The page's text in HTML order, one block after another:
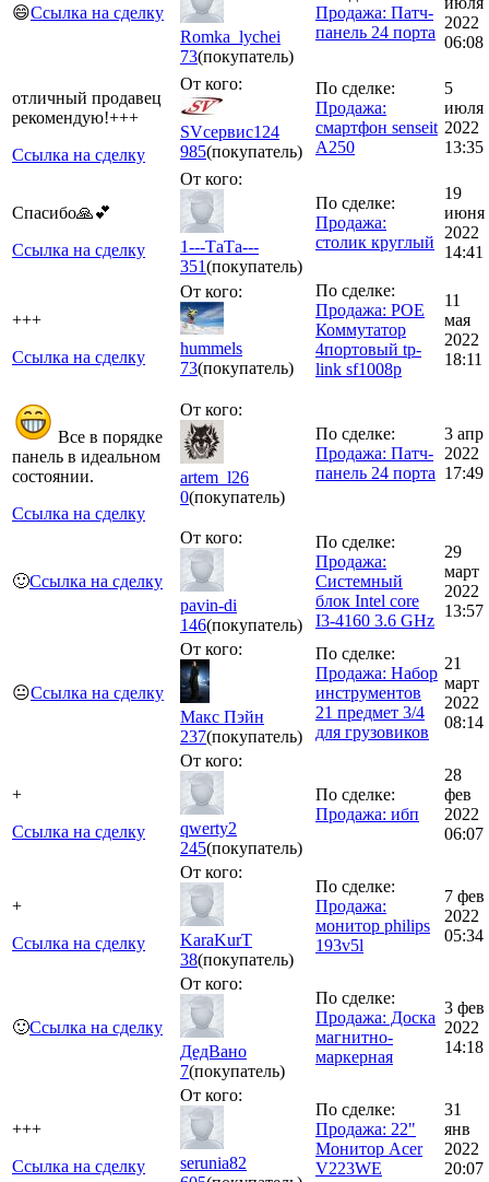
😄Ссылка на сделку
Romka_lychei
73(покупатель)
Продажа: Патч-
панель 24 порта
2022
06:08
отличный продавец
рекомендую!+++
Ссылка на сделку
От кого:
SVсервис124
985(покупатель)
По сделке:
Продажа:
смартфон senseit
A250
5
июля
2022
13:35
Спасибо🙏💕
Ссылка на сделку
От кого:
1---ТаТа---
351(покупатель)
По сделке:
Продажа:
столик круглый
19
июня
2022
14:41
+++
Ссылка на сделку
От кого:
hummels
73(покупатель)
По сделке:
Продажа: POE
Коммутатор
4портовый tp-
link sf1008p
11
мая
2022
18:11
Все в порядке
панель в идеальном
состоянии.
Ссылка на сделку
От кого:
artem_l26
0(покупатель)
По сделке:
Продажа: Патч-
панель 24 порта
3 апр
2022
17:49
🙂Ссылка на сделку
От кого:
pavin-di
146(покупатель)
По сделке:
Продажа:
Системный
блок Intel core
I3-4160 3.6 GHz
29
март
2022
13:57
😐Ссылка на сделку
От кого:
Макс Пэйн
237(покупатель)
По сделке:
Продажа: Набор
инструментов
21 предмет 3/4
для грузовиков
21
март
2022
08:14
+
Ссылка на сделку
От кого:
qwerty2
245(покупатель)
По сделке:
Продажа: ибп
28
фев
2022
06:07
+
Ссылка на сделку
От кого:
KaraKurT
38(покупатель)
По сделке:
Продажа:
монитор philips
193v5l
7 фев
2022
05:34
🙂Ссылка на сделку
От кого:
ДедВано
7(покупатель)
По сделке:
Продажа: Доска
магнитно-
маркерная
3 фев
2022
14:18
+++
Ссылка на сделку
От кого:
serunia82
По сделке:
Продажа: 22"
Монитор Acer
V223WE
31
янв
2022
20:07